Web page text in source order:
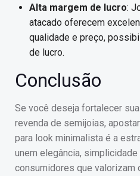
Alta margem de lucro:
atacado oferecem
qualidade e preço,
de lucro.
Conclusão
Se você deseja fortalecer
revenda de semijoias,
para look minimalista é a
unem elegância,
consumidores que valorizam